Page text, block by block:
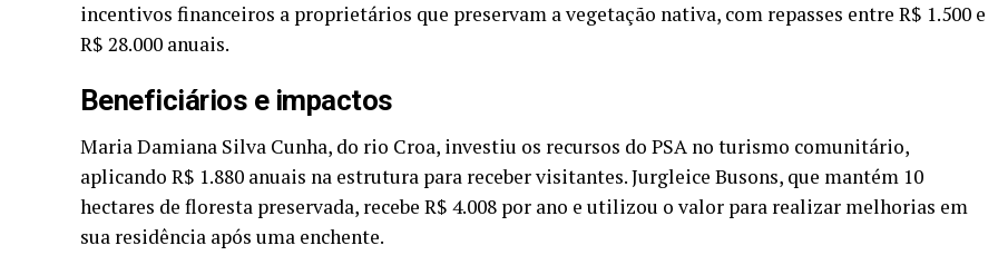
incentivos financeiros a proprietários que preservam a vegetação nativa, com repasses entre R$ 1.500 e
R$ 28.000 anuais.
Beneficiários e impactos
Maria Damiana Silva Cunha, do rio Croa, investiu os recursos do PSA no turismo comunitário,
aplicando R$ 1.880 anuais na estrutura para receber visitantes. Jurgleice Busons, que mantém 10
hectares de floresta preservada, recebe R$ 4.008 por ano e utilizou o valor para realizar melhorias em
sua residência após uma enchente.